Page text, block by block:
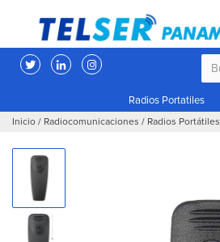
Radios Portatiles
Inicio / Radiocomunicaciones / Radios Portátiles